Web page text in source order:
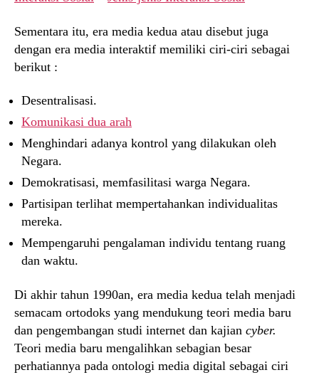
Sementara itu, era media kedua atau disebut juga
dengan era media interaktif memiliki ciri-ciri sebagai
berikut :
Desentralisasi.
Komunikasi dua arah
Menghindari adanya kontrol yang dilakukan oleh
Negara.
Demokratisasi, memfasilitasi warga Negara.
Partisipan terlihat mempertahankan individualitas
mereka.
Mempengaruhi pengalaman individu tentang ruang
dan waktu.
Di akhir tahun 1990an, era media kedua telah menjadi
semacam ortodoks yang mendukung teori media baru
dan pengembangan studi internet dan kajian cyber.
Teori media baru mengalihkan sebagian besar
perhatiannya pada ontologi media digital sebagai ciri